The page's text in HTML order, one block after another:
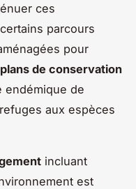
ces
parcours
pour
plans de conservation
endémique de
aux espèces
incluant
est